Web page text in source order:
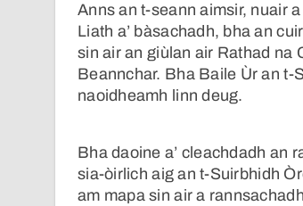
Anns an t-seann aimsir, nuair
Liath a’ bàsachadh, bha an
sin air an giùlan air Rathad na
Beannchar. Bha Baile Ùr an t-
naoidheamh linn deug.
Bha daoine a’ cleachdadh an
sia-òirlich aig an t-Suirbhidh
am mapa sin air a